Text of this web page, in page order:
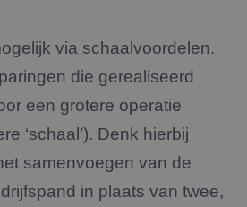
via schaalvoordelen.
die gerealiseerd
een grotere operatie
‘schaal’). Denk hierbij
samenvoegen van de
in plaats van twee,